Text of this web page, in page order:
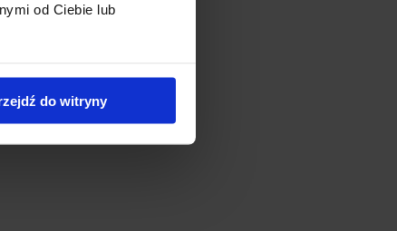
od Ciebie lub
do witryny